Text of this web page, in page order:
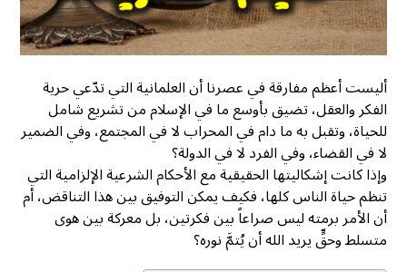
أليست أعظم مفارقة في عصرنا أن العلمانية التي تدّعي حرية
الفكر والعقل، تضيق بأوسع ما في الإسلام من تشريع شامل
للحياة، وتقبل به ما دام في المحراب لا في المجتمع، وفي الضمير
لا في القضاء، وفي الفرد لا في الدولة؟
وإذا كانت إشكاليتها الحقيقية مع الأحكام الشرعية الإلزامية التي
تنظم حياة الناس كلها، فكيف يمكن التوفيق بين هذا التناقض، أم
أن الأمر برمته ليس صراعاً بين فكرتين، بل معركة بين هوى
متسلط وحقٍّ يريد الله أن يُتمَّ نوره؟